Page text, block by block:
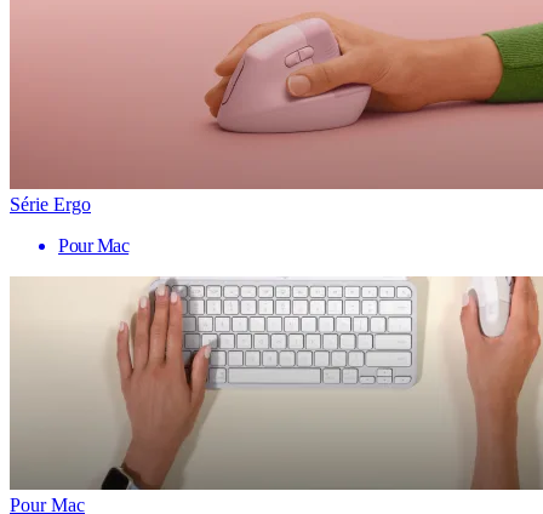
Série Ergo
Pour Mac
Pour Mac